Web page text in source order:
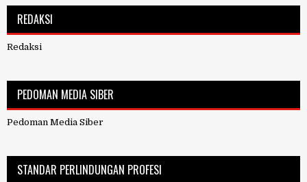
REDAKSI
Redaksi
PEDOMAN MEDIA SIBER
Pedoman Media Siber
STANDAR PERLINDUNGAN PROFESI